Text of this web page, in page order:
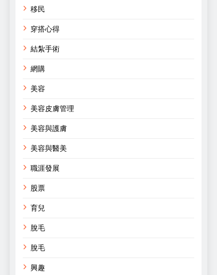
移民
穿搭心得
結紮手術
網購
美容
美容皮膚管理
美容與護膚
美容與醫美
職涯發展
股票
育兒
脫毛
脫毛
興趣